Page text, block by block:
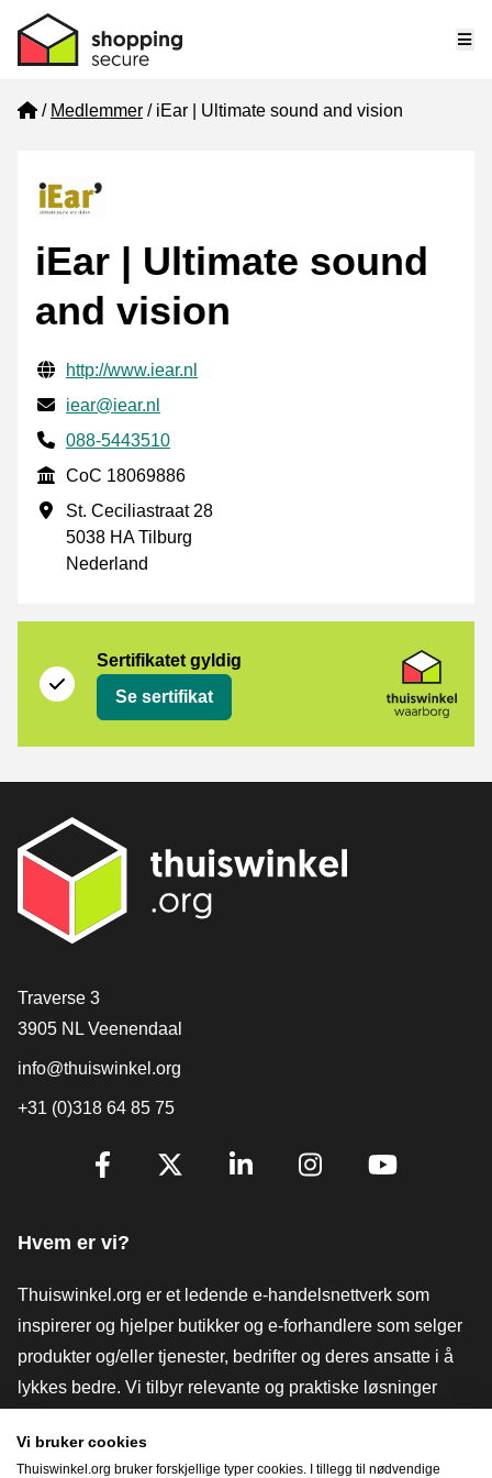
Home
Medlemmer iEar | Ultimate sound and vision
iEar | Ultimate sound
and vision
Verifisert kontaktinformasjon
Website URL
http://www.iear.nl
E-post
iear@iear.nl
Phone number
088-5443510
CoC
CoC 18069886
Forretningsadresse
St. Ceciliastraat 28
5038 HA Tilburg
Nederland
Sertifikatet gyldig
Se sertifikat
[_General:Contact]
Traverse 3
3905 NL Veenendaal
info@thuiswinkel.org
+31 (0)318 64 85 75
[_General:SocialMediaTitle]
Hvem er vi?
Thuiswinkel.org er et ledende e-handelsnettverk som
inspirerer og hjelper butikker og e-forhandlere som selger
produkter og/eller tjenester, bedrifter og deres ansatte i å
lykkes bedre. Vi tilbyr relevante og praktiske løsninger
verktøy og råd, advokatvirksomhet, markedsundersøkelser,
Vi bruker cookies
Thuiswinkel.org bruker forskjellige typer cookies. I tillegg til nødvendige